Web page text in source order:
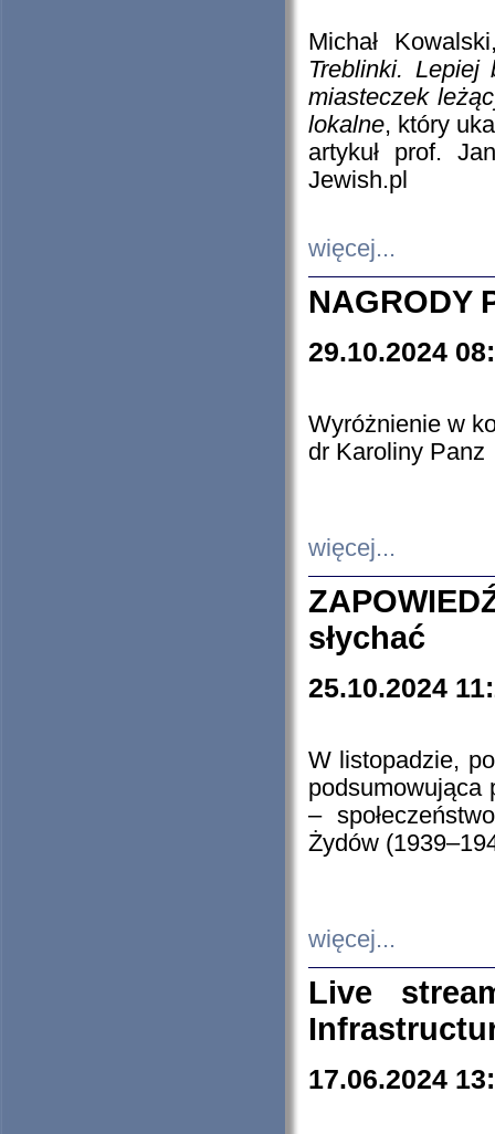
Michał
Treblinki. Lepiej
miasteczek
lokalne, który
artykuł prof.
Jewish.pl
więcej...
NAGRODY
29.10.2024
Wyróżnienie w
dr Karoliny Panz
więcej...
słychać
25.10.2024
W listopadzie,
podsumowująca
–
Żydów
więcej...
Live
17.06.2024